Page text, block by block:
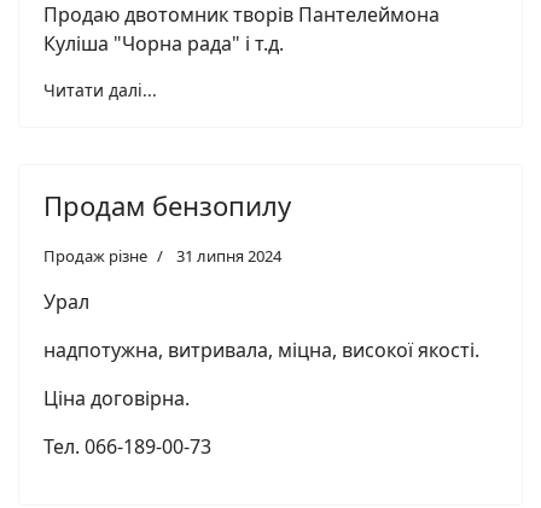
Продаю двотомник творів Пантелеймона
Куліша "Чорна рада" і т.д.
Читати далі...
Продам бензопилу
Продаж різне 31 липня 2024
Урал
надпотужна, витривала, міцна, високої якості.
Ціна договірна.
Тел. 066-189-00-73